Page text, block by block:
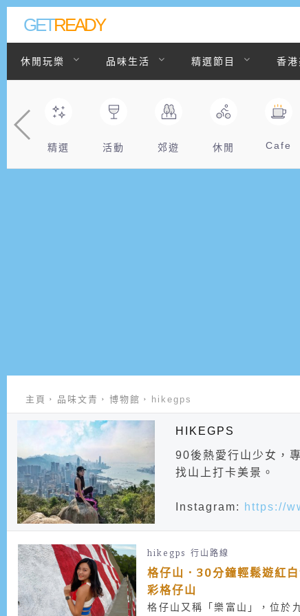
GETREADY
休閒玩樂 品味生活 精選節目 香港
精選 活動 郊遊 休閒 Cafe
主頁 品味文青 博物館 hikegps
HIKEGPS
90後熱愛行山少女，
找山上打卡美景。
Instagram: https://
hikegps 行山路線
格仔山．30分鐘輕鬆遊紅
彩格仔山
格仔山又稱「樂富山」，位於